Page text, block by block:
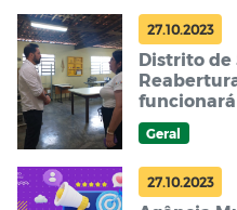
27.10.2023
Distrito de
funcionará
oferecerá
pais de
Geral
27.10.2023